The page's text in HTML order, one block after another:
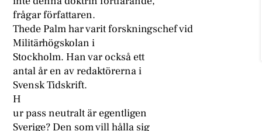
frågar författaren.
Thede Palm har varit forskningschef vid
Militärhögskolan i
Stockholm. Han var också ett
antal år en av redaktörerna i
Svensk Tidskrift.
H
ur pass neutralt är egentligen
Sverige? Den som vill hålla sig